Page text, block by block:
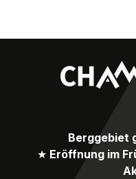
Berggebiet
★ Eröffnung im